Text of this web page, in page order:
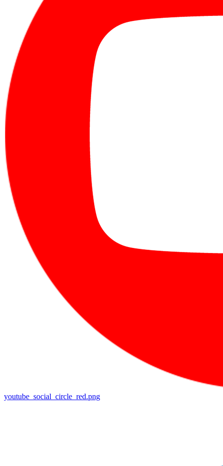
youtube_social_circle_red.png